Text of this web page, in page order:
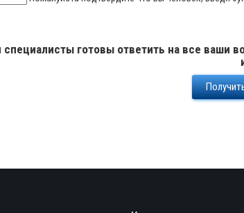
готовы ответить на все ваши